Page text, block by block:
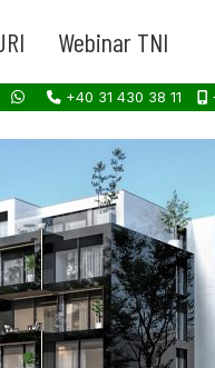
Webinar TNI
+40 31 430 38 11